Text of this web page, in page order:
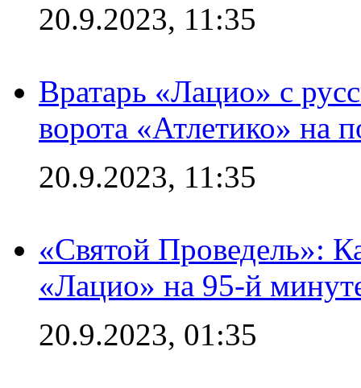
20.9.2023, 11:35
Вратарь «Лацио» с
ворота «Атлетико» на
20.9.2023, 11:35
«Святой Проведель»:
«Лацио» на 95-й
20.9.2023, 01:35